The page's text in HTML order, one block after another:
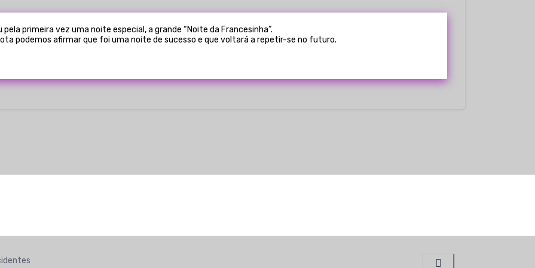
pela primeira vez uma noite especial, a grande “Noite da Francesinha”.
podemos afirmar que foi uma noite de sucesso e que voltará a repetir-se no futuro.